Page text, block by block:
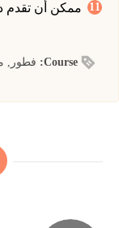
ممكن أن تقدم
Course: فطور,